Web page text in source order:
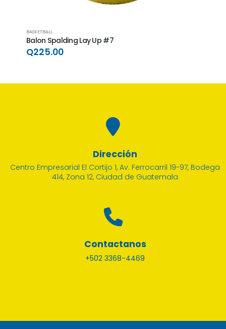
BASKETBALL
Balon Spalding Lay Up #7
Q225.00
Dirección
Centro Empresarial El Cortijo 1, Av. Ferrocarril 19-97, Bodega
414, Zona 12, Ciudad de Guatemala
Contactanos
+502 3368-4469